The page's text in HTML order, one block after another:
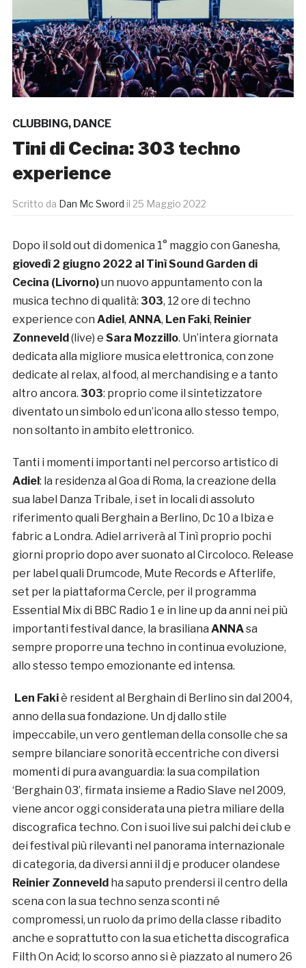
CLUBBING, DANCE
Tini di Cecina: 303 techno
experience
Scritto da Dan Mc Sword il 25 Maggio 2022
Dopo il sold out di domenica 1° maggio con Ganesha,
giovedì 2 giugno 2022 al Tinì Sound Garden di
Cecina (Livorno)un nuovo appuntamento con la
musica techno di qualità: 303, 12 ore di techno
experience con Adiel , ANNA, Len Faki, Reinier
Zonneveld (live) e Sara Mozzillo. Un’intera giornata
dedicata alla migliore musica elettronica, con zone
dedicate al relax, al food, al merchandising e a tanto
altro ancora. 303: proprio come il sintetizzatore
diventato un simbolo ed un’icona allo stesso tempo,
non soltanto in ambito elettronico.
Tanti i momenti importanti nel percorso artistico di
Adiel : la residenza al Goa di Roma, la creazione della
sua label Danza Tribale, i set in locali di assoluto
riferimento quali Berghain a Berlino, Dc 10 a Ibiza e
fabric a Londra. Adiel arriverà al Tinì proprio pochi
giorni proprio dopo aver suonato al Circoloco. Release
per label quali Drumcode, Mute Records e Afterlife,
set per la piattaforma Cercle, per il programma
Essential Mix di BBC Radio 1 e in line up da anni nei più
importanti festival dance, la brasiliana ANNAsa
sempre proporre una techno in continua evoluzione,
allo stesso tempo emozionante ed intensa.
Len Fakiè resident al Berghain di Berlino sin dal 2004,
anno della sua fondazione. Un dj dallo stile
impeccabile, un vero gentleman della consolle che sa
sempre bilanciare sonorità eccentriche con diversi
momenti di pura avanguardia: la sua compilation
‘Berghain 03’, firmata insieme a Radio Slave nel 2009,
viene ancor oggi considerata una pietra miliare della
discografica techno. Con i suoi live sui palchi dei club e
dei festival più rilevanti nel panorama internazionale
di categoria, da diversi anni il dj e producer olandese
Reinier Zonneveld ha saputo prendersi il centro della
scena con la sua techno senza sconti né
compromessi, un ruolo da primo della classe ribadito
anche e soprattutto con la sua etichetta discografica
Filth On Acid; lo scorso anno si è piazzato al numero 26